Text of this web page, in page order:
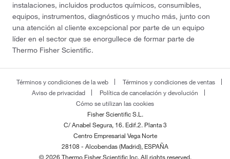
instalaciones, incluidos productos químicos, consumibles,
equipos, instrumentos, diagnósticos y mucho más, junto con
una atención al cliente excepcional por parte de un equipo
líder en el sector que se enorgullece de formar parte de
Thermo Fisher Scientific.
Términos y condiciones de la web
Términos y condiciones de ventas
Aviso de privacidad
Política de cancelación y devolución
Cómo se utilizan las cookies
Fisher Scientific S.L.
C/ Anabel Segura, 16. Edif.2. Planta 3
Centro Empresarial Vega Norte
28108 - Alcobendas (Madrid), ESPAÑA
© 2026 Thermo Fisher Scientific Inc. All rights reserved.